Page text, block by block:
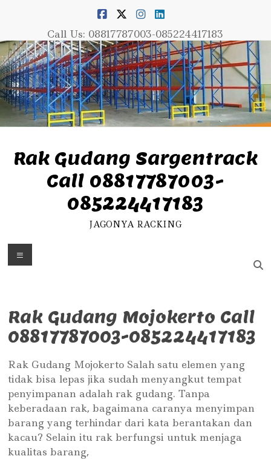
Call Us: 08817787003-085224417183
Rak Gudang Sargentrack
Call 08817787003-
085224417183
JAGONYA RACKING
Menu
Rak Gudang Mojokerto Call
08817787003-085224417183
Rak Gudang Mojokerto Salah satu elemen yang
tidak bisa lepas jika sudah menyangkut tempat
penyimpanan adalah rak gudang. Tanpa
keberadaan rak, bagaimana caranya menyimpan
barang yang terhindar dari kata berantakan dan
kacau? Selain itu rak berfungsi untuk menjaga
kualitas barang,